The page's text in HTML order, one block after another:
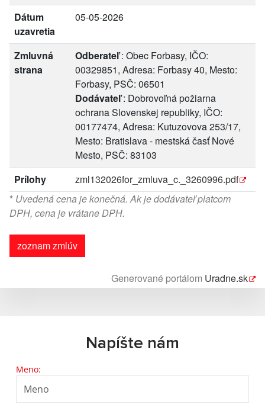
Dátum
uzavretia
05-05-2026
Zmluvná
strana
Odberateľ: Obec Forbasy, IČO:
00329851, Adresa: Forbasy 40, Mesto:
Forbasy, PSČ: 06501
Dodávateľ: Dobrovoľná požiarna
ochrana Slovenskej republiky, IČO:
00177474, Adresa: Kutuzovova 253/17,
Mesto: Bratislava - mestská časť Nové
Mesto, PSČ: 83103
Prílohy
zml132026for_zmluva_c._3260996.pdf
* Uvedená cena je konečná. Ak je dodávateľ platcom
DPH, cena je vrátane DPH.
zoznam zmlúv
Generované portálom Uradne.sk
Napíšte nám
Meno: